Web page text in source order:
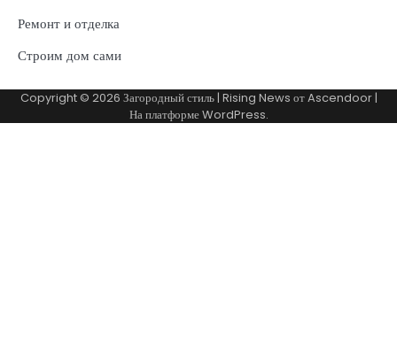
Ремонт и отделка
Строим дом сами
Copyright © 2026 Загородный стиль| Rising News отAscendoor|
На платформеWordPress.